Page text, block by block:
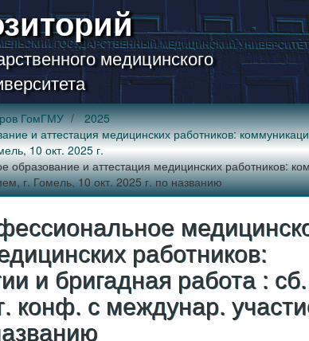
медицинского
ГомГМУ
2025
и аттестация медицинских работников:
10 окт. 2025 г.
и аттестация медицинских работников:
г. Гомель, 10 окт. 2025 г. по названию
работников:
и бригадная работа : сб.
конф. с междунар.